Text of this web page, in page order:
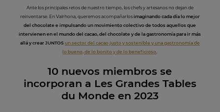
Ante los principales retos de nuestro tiempo, los chefs y artesanos no dejan de
reinventarse. En Valrhona, queremos acompañarlosimaginando cada día lo mejor
del chocolate e impulsando un movimiento colectivo de todos aquellos que
intervienen en el mundo del cacao, del chocolate y de la gastronomía para ir más
allá y crear JUNTOSun sector del cacao justo y sostenible y una gastronomía de
lo bueno, de lo bonito y de lo beneficioso
10 nuevos miembros se
incorporan a Les Grandes Tables
du Monde en 2023